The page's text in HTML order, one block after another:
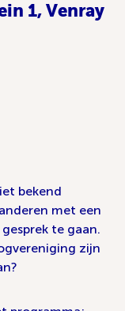
1, Venray
bekend
met een
te gaan.
zijn